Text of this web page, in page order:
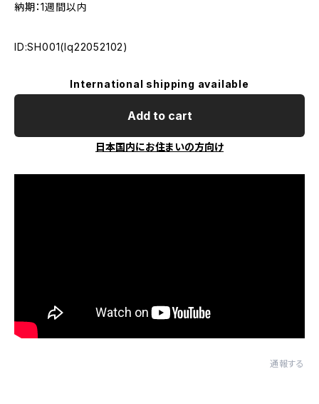
納期：1週間以内
ID:SH001(lq22052102)
International shipping available
Add to cart
日本国内にお住まいの方向け
通報する